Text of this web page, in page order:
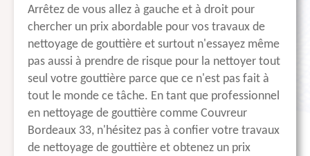
Arrêtez de vous allez à gauche et à droit pour
chercher un prix abordable pour vos travaux de
nettoyage de gouttière et surtout n'essayez même
pas aussi à prendre de risque pour la nettoyer tout
seul votre gouttière parce que ce n'est pas fait à
tout le monde ce tâche. En tant que professionnel
en nettoyage de gouttière comme Couvreur
Bordeaux 33, n'hésitez pas à confier votre travaux
de nettoyage de gouttière et obtenez un prix